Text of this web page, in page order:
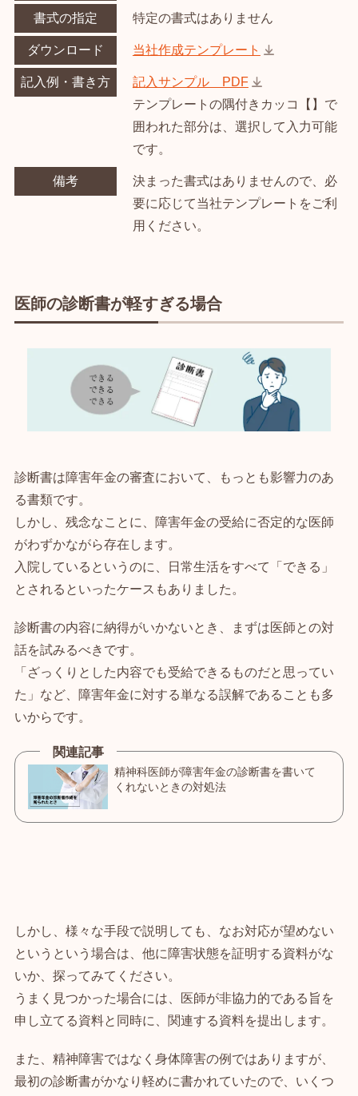
書式の指定 特定の書式はありません
ダウンロード 当社作成テンプレート
記入例・書き方
記入サンプル PDF
テンプレートの隅付きカッコ【】で
囲われた部分は、選択して入力可能
です。
備考
決まった書式はありませんので、必
要に応じて当社テンプレートをご利
用ください。
医師の診断書が軽すぎる場合
診断書は障害年金の審査において、もっとも影響力のあ
る書類です。
しかし、残念なことに、障害年金の受給に否定的な医師
がわずかながら存在します。
入院しているというのに、日常生活をすべて「できる」
とされるといったケースもありました。
診断書の内容に納得がいかないとき、まずは医師との対
話を試みるべきです。
「ざっくりとした内容でも受給できるものだと思ってい
た」など、障害年金に対する単なる誤解であることも多
いからです。
しかし、様々な手段で説明しても、なお対応が望めない
というという場合は、他に障害状態を証明する資料がな
いか、探ってみてください。
うまく見つかった場合には、医師が非協力的である旨を
申し立てる資料と同時に、関連する資料を提出します。
また、精神障害ではなく身体障害の例ではありますが、
最初の診断書がかなり軽めに書かれていたので、いくつ